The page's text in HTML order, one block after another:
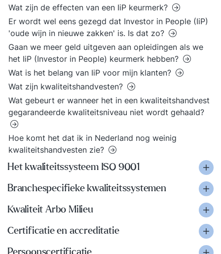
Wat zijn de effecten van een IiP keurmerk?
Er wordt wel eens gezegd dat Investor in People (IiP)
'oude wijn in nieuwe zakken' is. Is dat zo?
Gaan we meer geld uitgeven aan opleidingen als we
het IiP (Investor in People) keurmerk hebben?
Wat is het belang van IiP voor mijn klanten?
Wat zijn kwaliteitshandvesten?
Wat gebeurt er wanneer het in een kwaliteitshandvest
gegarandeerde kwaliteitsniveau niet wordt gehaald?
Hoe komt het dat ik in Nederland nog weinig
kwaliteitshandvesten zie?
Het kwaliteitssysteem ISO 9001
Branchespecifieke kwaliteitssystemen
Kwaliteit Arbo Milieu
Certificatie en accreditatie
Persoonscertificatie